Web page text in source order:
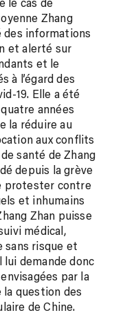
Zhang
des informations
et alerté sur
et le
à l’égard des
19. Elle a été
années
la réduire au
aux conflits
santé de Zhang
depuis la grève
protester contre
et inhumains
Zhan puisse
médical,
sans risque et
lui demande donc
par la
la question des
de Chine.